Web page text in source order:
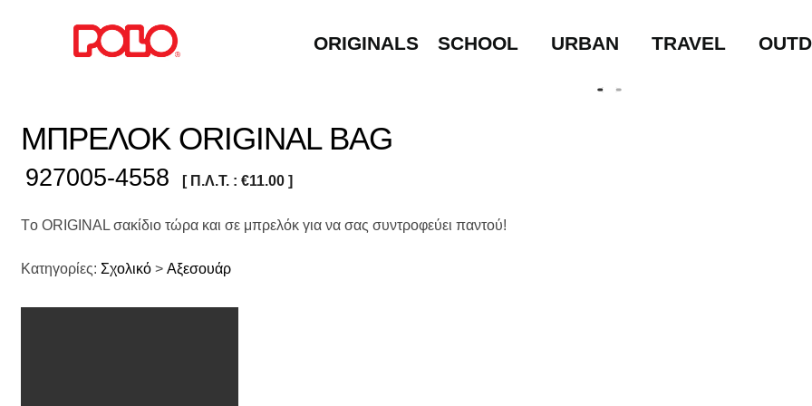
ORIGINALS SCHOOL URBAN TRAVEL
ΜΠΡΕΛΟΚ ORIGINAL BAG
927005-4558 [ Π.Λ.Τ. :€11.00 ]
Tο ORIGINAL σακίδιο τώρα και σε μπρελόκ για να σας συντροφεύει παντού!
Κατηγορίες: Σχολικό >Αξεσουάρ